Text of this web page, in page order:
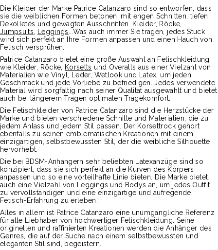
Die Kleider der Marke Patrice Catanzaro sind so entworfen, dass
sie die weiblichen Formen betonen, mit engen Schnitten, tiefen
Dekolletés und gewagten Ausschnitten.
Kleider, Röcke
Jumpsuits
Leggings
...Was auch immer Sie tragen, jedes Stück
wird sich perfekt an Ihre Formen anpassen und einen Hauch von
Fetisch versprühen.
Patrice Catanzaro bietet eine große Auswahl an Fetischkleidung
wie Kleider, Röcke,
Korsetts und Overalls aus einer Vielzahl von
Materialien wie Vinyl, Leder, Wetlook und Latex, um jeden
Geschmack und jede Vorliebe zu befriedigen. Jedes verwendete
Material wird sorgfältig nach seiner Qualität ausgewählt und bietet
auch bei längerem Tragen optimalen Tragekomfort.
Die Fetischkleider von Patrice Catanzaro sind die Herzstücke der
Marke und bieten verschiedene Schnitte und Materialien, die zu
jedem Anlass und jedem Stil passen. Der Korsettrock gehört
ebenfalls zu seinen emblematischen Kreationen mit einem
einzigartigen, selbstbewussten Stil, der die weibliche Silhouette
hervorhebt.
Die bei BDSM-Anhängern sehr beliebten Latexanzüge sind so
konzipiert, dass sie sich perfekt an die Kurven des Körpers
anpassen und so eine vorteilhafte Linie bieten. Die Marke bietet
auch eine Vielzahl von Leggings und Bodys an, um jedes Outfit
zu vervollständigen und eine einzigartige und aufregende
Fetisch-Erfahrung zu erleben.
Alles in allem ist Patrice Catanzaro eine unumgängliche Referenz
für alle Liebhaber von hochwertiger Fetischkleidung. Seine
originellen und raffinierten Kreationen werden die Anhänger des
Genres, die auf der Suche nach einem selbstbewussten und
eleganten Stil sind, begeistern.